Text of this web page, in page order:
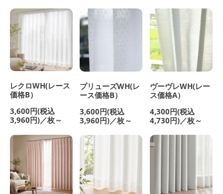
レクロWH(レース
価格B）
3,600円(税込
3,960円)／枚～
プリューズWH(レ
ース価格B）
3,600円(税込
3,960円)／枚～
ヴーヴレWH(レー
ス価格A）
4,300円(税込
4,730円)／枚～